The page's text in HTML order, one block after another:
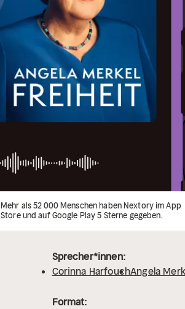
Mehr als 52 000 Menschen haben Nextory im App
Store und auf Google Play 5 Sterne gegeben.
Sprecher*innen:
Corinna HarfouchAngela
Format: